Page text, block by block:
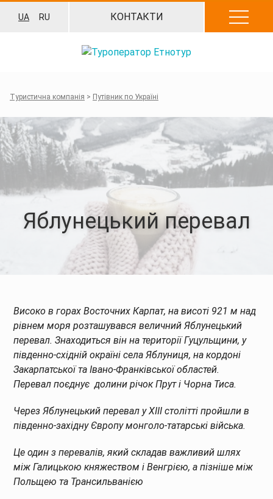
UA RU КОНТАКТИ
Туристична компанія > Путівник по Україні
Яблунецький перевал
Високо в горах Восточних Карпат, на висоті 921 м над
рівнем моря розташувався величний Яблунецький
перевал.Знаходиться він на території Гуцульщини, у
південно-східній окраїні села Яблуниця, на кордоні
Закарпатської та Івано-Франківської областей.
Перевал поєднує долини річок Прут і Чорна Тиса.
Через Яблунецький перевал у XIII столітті пройшли в
південно-західну Європу монголо-татарські війська.
Це один з перевалів, який складав важливий шлях
між Галицькою княжеством і Венгрією, а пізніше між
Польщею та Трансильванією